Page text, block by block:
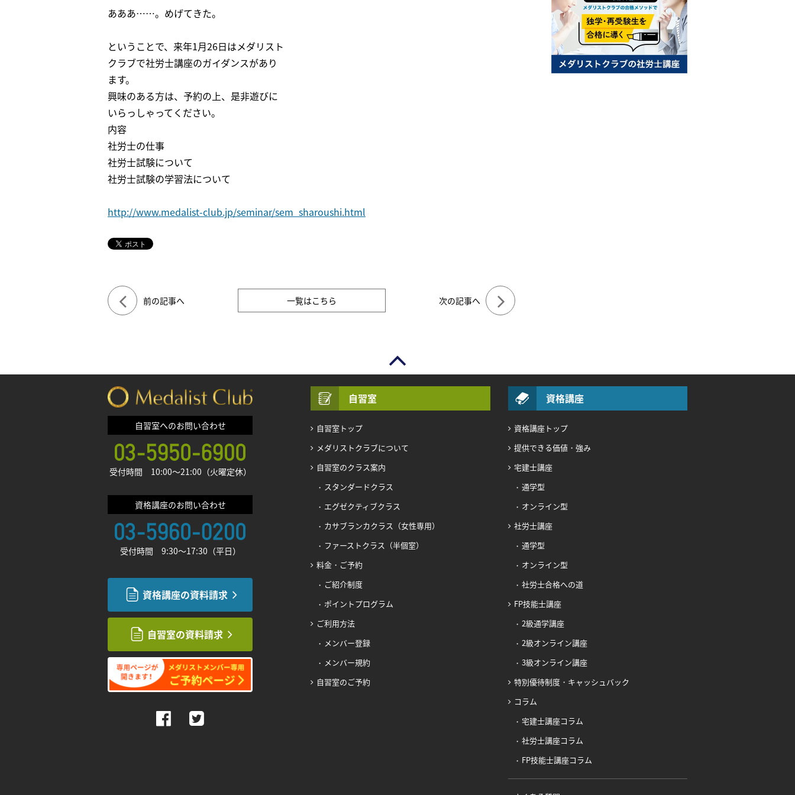
あああ……。めげてきた。
ということで、来年1月26日はメダリスト
クラブで社労士講座のガイダンスがあり
ます。
興味のある方は、予約の上、是非遊びに
いらっしゃってください。
内容
社労士の仕事
社労士試験について
社労士試験の学習法について
http://www.medalist-club.jp/seminar/sem_sharoushi.html
前の記事へ 一覧はこちら 次の記事へ
自習室へのお問い合わせ
受付時間 10:00〜21:00（火曜定休）
資格講座のお問い合わせ
受付時間 9:30〜17:30（平日）
資格講座の資料請求
自習室の資料請求
自習室
自習室トップ
メダリストクラブについて
自習室のクラス案内
スタンダードクラス
エグゼクティブクラス
カサブランカクラス（女性専用）
ファーストクラス（半個室）
料金・ご予約
ご紹介制度
ポイントプログラム
ご利用方法
メンバー登録
メンバー規約
自習室のご予約
資格講座
資格講座トップ
提供できる価値・強み
宅建士講座
通学型
オンライン型
社労士講座
通学型
オンライン型
社労士合格への道
FP技能士講座
2級通学講座
2級オンライン講座
3級オンライン講座
特別優待制度・キャッシュバック
コラム
宅建士講座コラム
社労士講座コラム
FP技能士講座コラム